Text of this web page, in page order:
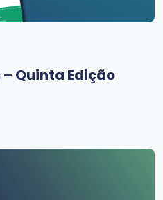
– Quinta Edição